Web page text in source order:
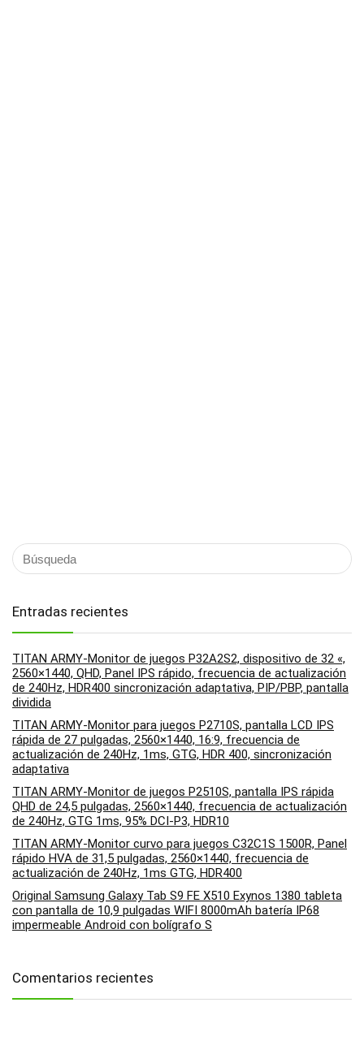
Entradas recientes
TITAN ARMY-Monitor de juegos P32A2S2, dispositivo de 32 «,
2560×1440, QHD, Panel IPS rápido, frecuencia de actualización
de 240Hz, HDR400 sincronización adaptativa, PIP/PBP, pantalla
dividida
TITAN ARMY-Monitor para juegos P2710S, pantalla LCD IPS
rápida de 27 pulgadas, 2560×1440, 16:9, frecuencia de
actualización de 240Hz, 1ms, GTG, HDR 400, sincronización
adaptativa
TITAN ARMY-Monitor de juegos P2510S, pantalla IPS rápida
QHD de 24,5 pulgadas, 2560×1440, frecuencia de actualización
de 240Hz, GTG 1ms, 95% DCI-P3, HDR10
TITAN ARMY-Monitor curvo para juegos C32C1S 1500R, Panel
rápido HVA de 31,5 pulgadas, 2560×1440, frecuencia de
actualización de 240Hz, 1ms GTG, HDR400
Original Samsung Galaxy Tab S9 FE X510 Exynos 1380 tableta
con pantalla de 10,9 pulgadas WIFI 8000mAh batería IP68
impermeable Android con bolígrafo S
Comentarios recientes